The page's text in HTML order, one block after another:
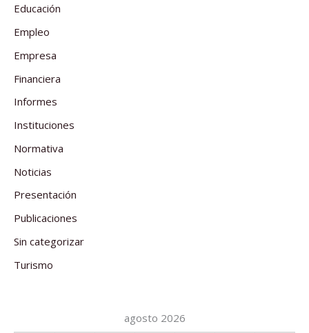
Educación
Empleo
Empresa
Financiera
Informes
Instituciones
Normativa
Noticias
Presentación
Publicaciones
Sin categorizar
Turismo
agosto 2026